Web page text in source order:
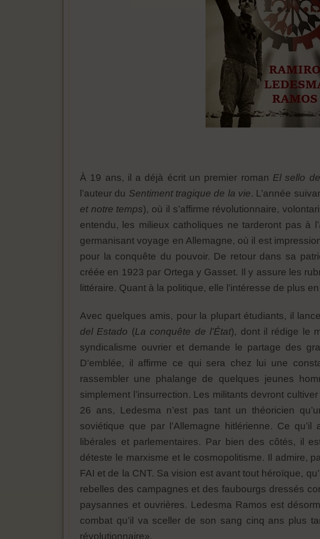
À 19 ans, il a déjà écrit un premier roman El sello
l’auteur du Sentiment tragique de la vie. L’année
et notre temps), où il s’affirme révolutionnaire,
entendu, les milieux catholiques ne tarderont pas à
germanisant voyage en Allemagne, où il est
pour la conquête du pouvoir. De retour dans sa
créée en 1923 par Ortega y Gasset. Il y assure les
littéraire. Quant à la politique, elle l’intéresse de plus
Avec quelques amis, pour la plupart étudiants, il
del Estado (La conquête de l’État), dont il rédige le
syndicalisme ouvrier et demande le partage des
D’emblée, il affirme ce qui sera chez lui une
rassembler une phalange de quelques jeunes
simplement l’insurrection. Les militants devront
26 ans, Ledesma n’est pas tant un théoricien
soviétique que par l’Allemagne hitlérienne. Ce
libérales et parlementaires. Par bien des côtés, il
déteste le marxisme et le cosmopolitisme. Il admire,
FAI et de la CNT. Sa vision est avant tout héroïque,
rebelles des campagnes et des faubourgs dressés
paysannes et ouvrières. Ledesma Ramos est
combat qu’il va sceller de son sang cinq ans plus
révolutionnaire».